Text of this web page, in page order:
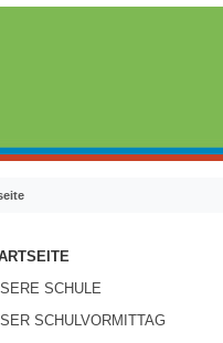
SCHULE
SCHULVORMITTAG